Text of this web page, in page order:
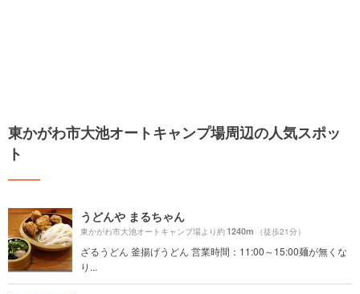
東かがわ市大池オートキャンプ場周辺の人気スポッ
ト
うどんや まるちゃん
東かがわ市大池オートキャンプ場より約1240m （徒歩21分）
ざるうどん 釜揚げうどん 営業時間：11:00～15:00麺が無くな
り...